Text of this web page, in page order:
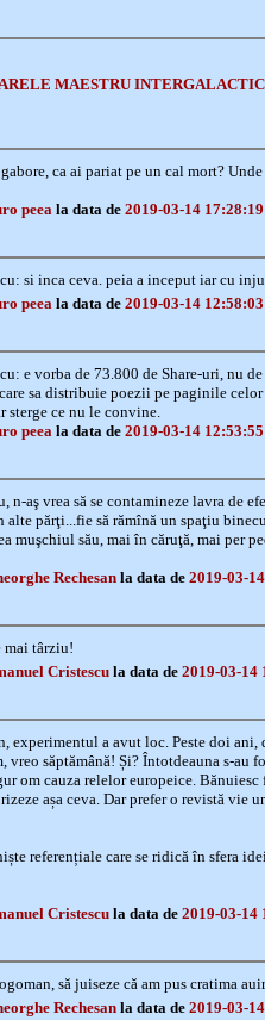
MAESTRU
ca ai pariat pe un cal mort?
peeala data de 2019-03-14 17:28:19
si inca ceva. peia a inceput iar cu
peeala data de 2019-03-14 12:58:03
e vorba de 73.800 de Share-uri, nu
sa distribuie poezii pe paginile celor
sterge ce nu le convine.
peeala data de 2019-03-14 12:53:55
n-aş vrea să se contamineze lavra de
alte părţi...fie să rămînă un spaţiu
muşchiul său, mai în căruţă, mai per
Rechesanla data de 2019-03-
mai târziu!
Cristescula data de 2019-03-14
experimentul a avut loc. Peste doi
vreo săptămână! Și? Întotdeauna s-au
om cauza relelor europeice.
așa ceva. Dar prefer o revistă vie
referențiale care se ridică în sfera
Cristescula data de 2019-03-14
să juiseze că am pus cratima
Rechesanla data de 2019-03-